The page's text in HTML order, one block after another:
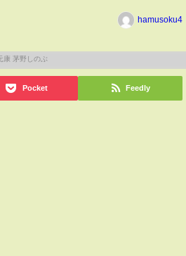
hamusoku4
Pocket Feedly